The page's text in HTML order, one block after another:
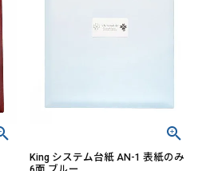
King システム台紙 AN-1 表紙のみ